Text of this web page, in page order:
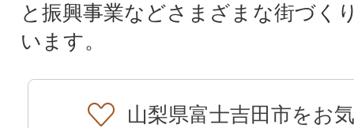
と振興事業などさまざまな街づく
います。
山梨県富士吉田市をお